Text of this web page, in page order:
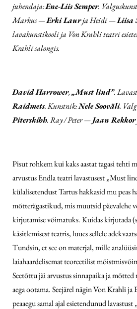
juhendaja:Ene-Liis Semper.
Markus —Erki Laurja Heidi —Liisa
lavakunstikooli ja Von Krahli teatri
Krahli salongis.
David Harrower,„Must lind”.
Raidmets. Kunstnik:Nele Sooväli.
Piterskihh. Ray / Peter —Jaan Rekkor
Pisut rohkem kui kaks aastat tagasi tehti
arvustus Endla teatri lavastusest „Must
külalisetendust Tartus hakkasid mu peas
mõtterägastikud, mis muutsid päevalehe
kirjutamise võimatuks. Kuidas kirjutada
käsitlemisest teatris, luues sellele
Tundsin, et see on materjal, mille
laiahaardelisemat teoreetilist
Seetõttu jäi arvustus sinnapaika ja
aega ootama. Seejärel nägin Von Krahli
peaaegu samal ajal esietendunud